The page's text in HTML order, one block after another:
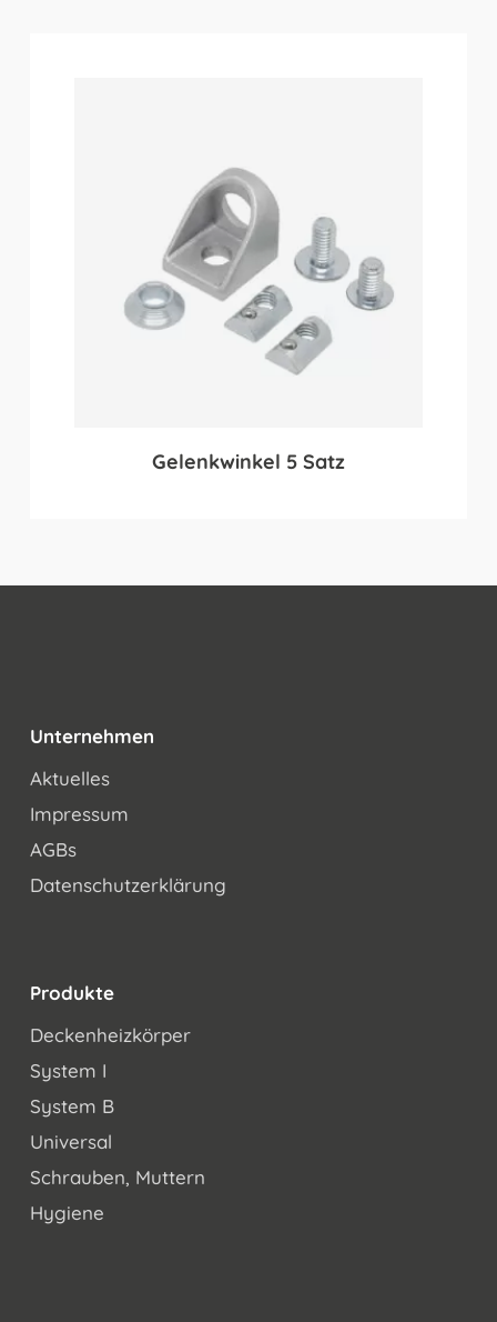
Gelenkwinkel 5 Satz
Unternehmen
Aktuelles
Impressum
AGBs
Datenschutzerklärung
Produkte
Deckenheizkörper
System I
System B
Universal
Schrauben, Muttern
Hygiene